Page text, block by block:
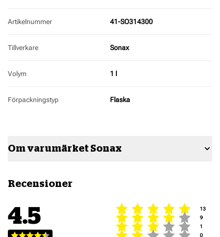
Artikelnummer 41-SO314300
Tillverkare Sonax
Volym 1 l
Förpackningstyp Flaska
Om varumärket Sonax
Recensioner
13
9
1
0
4.5